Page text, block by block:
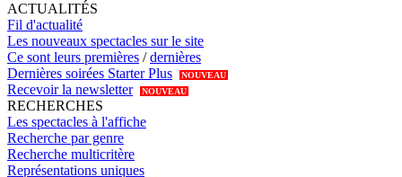
ACTUALITÉS
Fil d'actualité
Les nouveaux spectacles sur le site
Ce sont leurs premières /dernières
Dernières soirées Starter Plus
NOUVEAU
Recevoir la newsletter NOUVEAU
RECHERCHES
Les spectacles à l'affiche
Recherche par genre
Recherche multicritère
Représentations uniques